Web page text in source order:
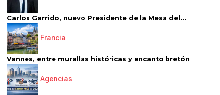
Carlos Garrido, nuevo Presidente de la Mesa del...
Francia
Vannes, entre murallas históricas y encanto bretón
Agencias